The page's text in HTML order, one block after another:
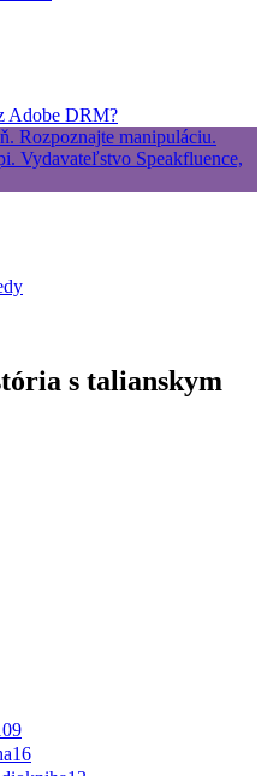
Adobe DRM?
s talianskym
16